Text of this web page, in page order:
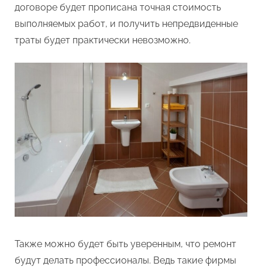
договоре будет прописана точная стоимость
выполняемых работ, и получить непредвиденные
траты будет практически невозможно.
Также можно будет быть уверенным, что ремонт
будут делать профессионалы. Ведь такие фирмы